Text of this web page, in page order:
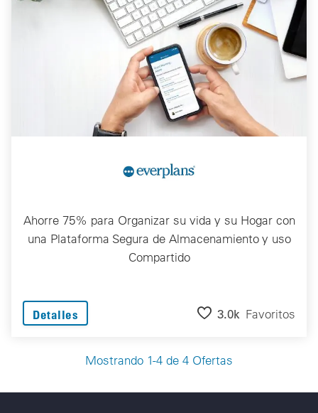
Ahorre 75% para Organizar su vida y su Hogar con
una Plataforma Segura de Almacenamiento y uso
Compartido
Detalles 3.0k Favoritos
Mostrando 1-4 de 4 Ofertas